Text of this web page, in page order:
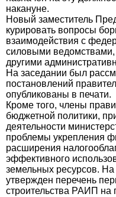
накануне.
Новый заместитель
курировать вопросы
взаимодействия с
силовыми
другими
На заседании был
постановлений
опубликованы в печати.
Кроме того, члены
бюджетной политики,
деятельности
проблемы укрепления
расширения
эффективного
земельных ресурсов.
утвержден перечень
строительства РАИП на